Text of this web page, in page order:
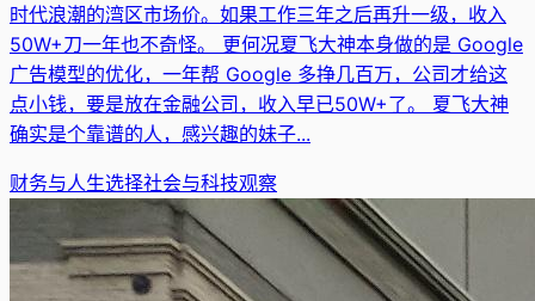
时代浪潮的湾区市场价。如果工作三年之后再升一级，收入
50W+刀一年也不奇怪。 更何况夏飞大神本身做的是 Google
广告模型的优化，一年帮 Google 多挣几百万，公司才给这
点小钱，要是放在金融公司，收入早已50W+了。 夏飞大神
确实是个靠谱的人，感兴趣的妹子...
财务与人生选择社会与科技观察